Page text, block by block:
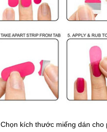
Chọn kích thước miếng dán cho